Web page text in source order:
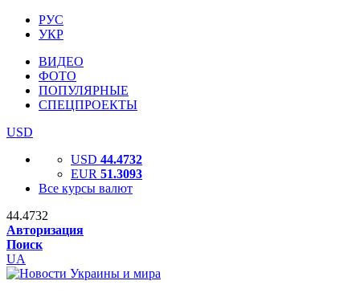
РУС
УКР
ВИДЕО
ФОТО
ПОПУЛЯРНЫЕ
СПЕЦПРОЕКТЫ
USD
USD 44.4732
EUR 51.3093
Все курсы валют
44.4732
Авторизация
Поиск
UA